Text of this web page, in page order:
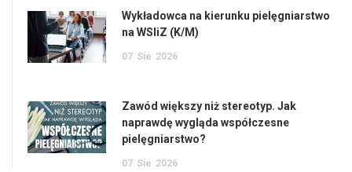
Wykładowca na kierunku pielęgniarstwo
na WSIiZ (K/M)
07 Sie 2026
Zawód większy niż stereotyp. Jak
naprawdę wygląda współczesne
pielęgniarstwo?
07 Sie 2026